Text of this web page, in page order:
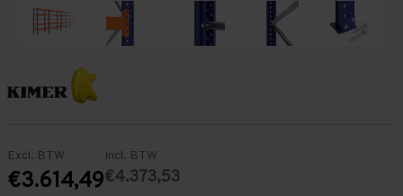
Excl. BTW
€3.614,49
Incl. BTW
€4.373,53